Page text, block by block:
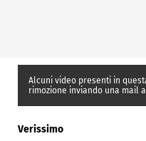
Alcuni video presenti in
rimozione inviando una mail
Verissimo